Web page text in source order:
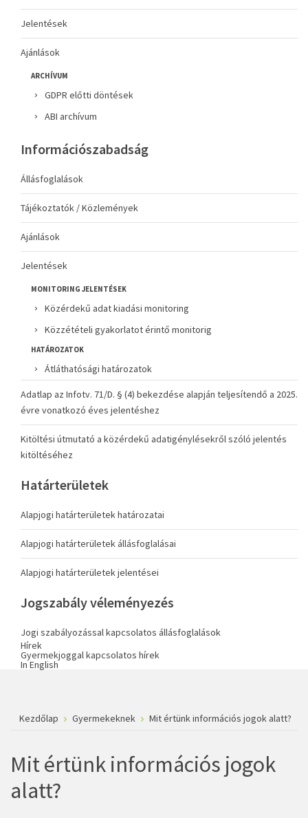
Jelentések
Ajánlások
ARCHÍVUM
GDPR előtti döntések
ABI archívum
Információszabadság
Állásfoglalások
Tájékoztatók / Közlemények
Ajánlások
Jelentések
MONITORING JELENTÉSEK
Közérdekű adat kiadási monitoring
Közzétételi gyakorlatot érintő monitorig
HATÁROZATOK
Átláthatósági határozatok
Adatlap az Infotv. 71/D. § (4) bekezdése alapján teljesítendő a 2025.
évre vonatkozó éves jelentéshez
Kitöltési útmutató a közérdekű adatigénylésekről szóló jelentés
kitöltéséhez
Határterületek
Alapjogi határterületek határozatai
Alapjogi határterületek állásfoglalásai
Alapjogi határterületek jelentései
Jogszabály véleményezés
Jogi szabályozással kapcsolatos állásfoglalások
Hírek
Gyermekjoggal kapcsolatos hírek
In English
Kezdőlap Gyermekeknek Mit értünk információs jogok alatt?
Mit értünk információs jogok
alatt?